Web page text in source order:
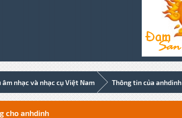
nhạc và nhạc cụ Việt Nam Thông tin của anhdinh
cho anhdinh